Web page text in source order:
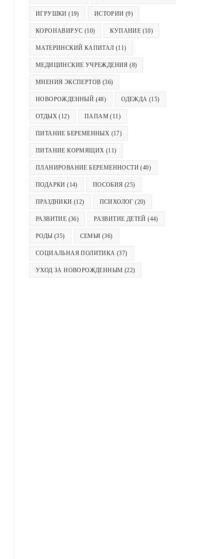
ИГРУШКИ (19) ИСТОРИИ (9)
КОРОНАВИРУС (10) КУПАНИЕ (10)
МАТЕРИНСКИЙ КАПИТАЛ (11)
МЕДИЦИНСКИЕ УЧРЕЖДЕНИЯ (8)
МНЕНИЯ ЭКСПЕРТОВ (36)
НОВОРОЖДЕННЫЙ (48) ОДЕЖДА (15)
ОТДЫХ (12) ПАПАМ (11)
ПИТАНИЕ БЕРЕМЕННЫХ (17)
ПИТАНИЕ КОРМЯЩИХ (11)
ПЛАНИРОВАНИЕ БЕРЕМЕННОСТИ (40)
ПОДАРКИ (14) ПОСОБИЯ (25)
ПРАЗДНИКИ (12) ПСИХОЛОГ (20)
РАЗВИТИЕ (36) РАЗВИТИЕ ДЕТЕЙ (44)
РОДЫ (35) СЕМЬЯ (36)
СОЦИАЛЬНАЯ ПОЛИТИКА (37)
УХОД ЗА НОВОРОЖДЕННЫМ (22)